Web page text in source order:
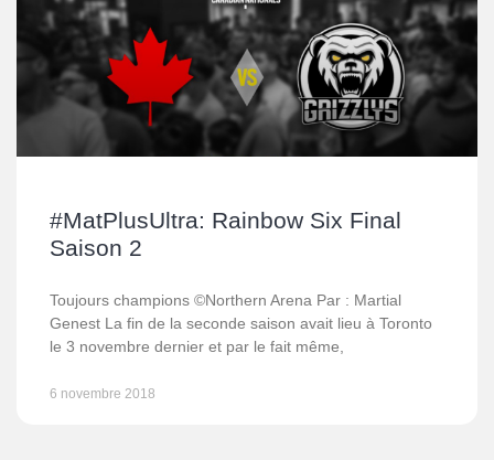
#MatPlusUltra: Rainbow Six Final
Saison 2
Toujours champions ©Northern Arena Par : Martial
Genest La fin de la seconde saison avait lieu à Toronto
le 3 novembre dernier et par le fait même,
6 novembre 2018